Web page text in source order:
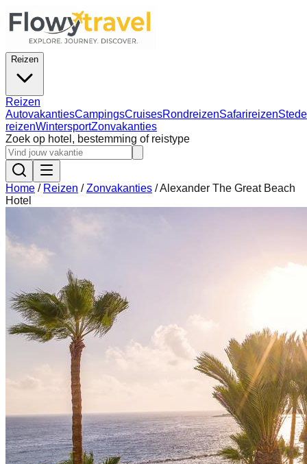
Reizen
Reizen
AutovakantiesCampingsCruisesRondreizenSafarireizen
reizenWintersportZonvakanties
Zoek op hotel, bestemming of reistype
Home / Reizen /Zonvakanties /Alexander The Great Beach
Hotel